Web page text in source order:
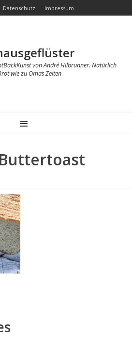
Datenschutz Impressum
von André Hilbrunner. Natürlich
wie zu Omas Zeiten
MENU